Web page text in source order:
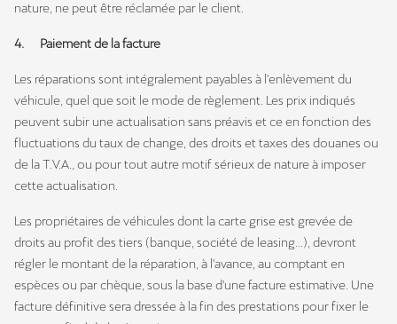
nature, ne peut être réclamée par le client.
4. Paiement de la facture
Les réparations sont intégralement payables à l'enlèvement du
véhicule, quel que soit le mode de règlement. Les prix indiqués
peuvent subir une actualisation sans préavis et ce en fonction des
fluctuations du taux de change, des droits et taxes des douanes ou
de la T.V.A., ou pour tout autre motif sérieux de nature à imposer
cette actualisation.
Les propriétaires de véhicules dont la carte grise est grevée de
droits au profit des tiers (banque, société de leasing...), devront
régler le montant de la réparation, à l'avance, au comptant en
espèces ou par chèque, sous la base d'une facture estimative. Une
facture définitive sera dressée à la fin des prestations pour fixer le